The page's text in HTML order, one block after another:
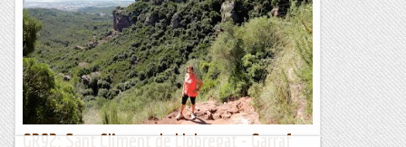
GR92: Sant Climent de Llobregat - Garraf